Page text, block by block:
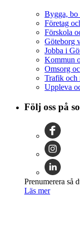
Bygga, bo
Företag
Förskola
Göteborg
Jobba i
Kommun
Omsorg
Trafik och
Uppleva
Följ oss på
Prenumerera så
Läs mer